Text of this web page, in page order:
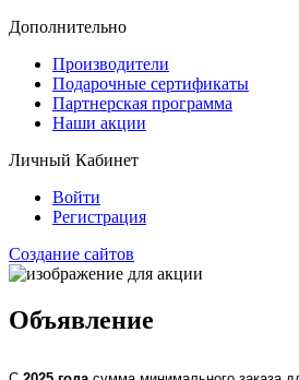
Дополнительно
Производители
Подарочные сертификаты
Партнерская программа
Наши акции
Личный Кабинет
Войти
Регистрация
Создание сайтов
Объявление